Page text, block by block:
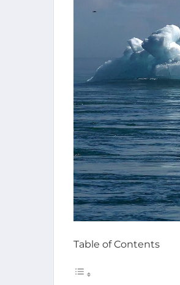
Table of Contents